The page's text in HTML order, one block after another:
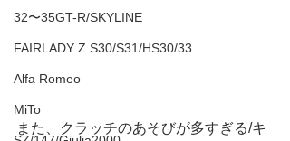
32〜35GT-R/SKYLINE
FAIRLADY Z S30/S31/HS30/33
Alfa Romeo
MiTo
また、クラッチのあそびが多すぎる/キ